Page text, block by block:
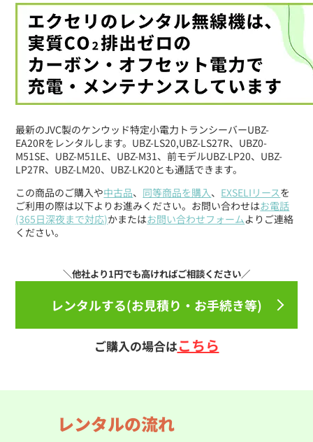
最新のJVC製のケンウッド特定小電力トランシーバーUBZ-
EA20Rをレンタルします。UBZ-LS20,UBZ-LS27R、UBZ0-
M51SE、UBZ-M51LE、UBZ-M31、前モデルUBZ-LP20、UBZ-
LP27R、UBZ-LM20、UBZ-LK20とも通話できます。
この商品のご購入や中古品、 同等商品を購入、 EXSELIリースを
ご利用の際は以下よりお進みください。お問い合わせはお電話
(365日深夜まで対応)かまたはお問い合わせフォームよりご連絡
ください。
レンタルする(お見積り・お手続き等)
ご購入の場合はこちら
レンタルの流れ